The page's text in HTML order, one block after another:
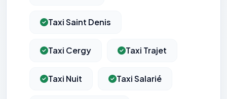
Taxi Saint Denis
Taxi Cergy Taxi Trajet
Taxi Nuit Taxi Salarié